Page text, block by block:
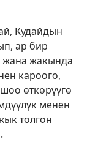
Кудайдын
ар бир
жакында
кароого,
өткөрүүгө
менен
толгон